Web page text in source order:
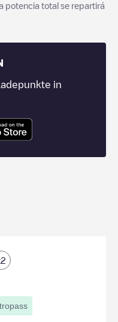
potencia total se repartirá
in
2